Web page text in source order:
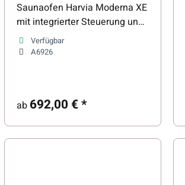
Saunaofen Harvia Moderna XE
mit integrierter Steuerung und
eckigen Saunasteinen
Verfügbar
A6926
ab 692,00 €*